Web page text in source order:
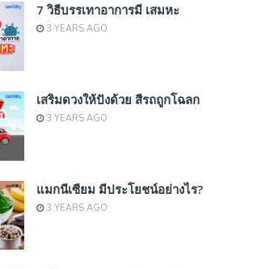
7 วิธีบรรเทาอาการมี เสมหะ
3 YEARS AGO
เสริมดวงให้ปังด้วย สีรถถูกโฉลก
3 YEARS AGO
แมกนีเซียม มีประโยชน์อย่างไร?
3 YEARS AGO